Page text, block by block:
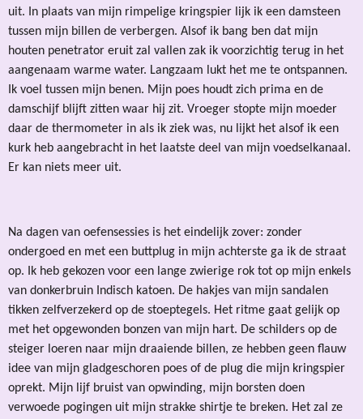
uit. In plaats van mijn rimpelige kringspier lijk ik een damsteen
tussen mijn billen de verbergen. Alsof ik bang ben dat mijn
houten penetrator eruit zal vallen zak ik voorzichtig terug in het
aangenaam warme water. Langzaam lukt het me te ontspannen.
Ik voel tussen mijn benen. Mijn poes houdt zich prima en de
damschijf blijft zitten waar hij zit. Vroeger stopte mijn moeder
daar de thermometer in als ik ziek was, nu lijkt het alsof ik een
kurk heb aangebracht in het laatste deel van mijn voedselkanaal.
Er kan niets meer uit.
Na dagen van oefensessies is het eindelijk zover: zonder
ondergoed en met een buttplug in mijn achterste ga ik de straat
op. Ik heb gekozen voor een lange zwierige rok tot op mijn enkels
van donkerbruin Indisch katoen. De hakjes van mijn sandalen
tikken zelfverzekerd op de stoeptegels. Het ritme gaat gelijk op
met het opgewonden bonzen van mijn hart. De schilders op de
steiger loeren naar mijn draaiende billen, ze hebben geen flauw
idee van mijn gladgeschoren poes of de plug die mijn kringspier
oprekt. Mijn lijf bruist van opwinding, mijn borsten doen
verwoede pogingen uit mijn strakke shirtje te breken. Het zal ze